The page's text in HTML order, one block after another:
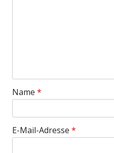
Name *
E-Mail-Adresse *